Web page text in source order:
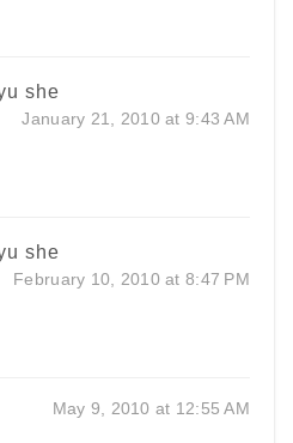
she
January 21, 2010 at 9:43 AM
she
February 10, 2010 at 8:47 PM
May 9, 2010 at 12:55 AM